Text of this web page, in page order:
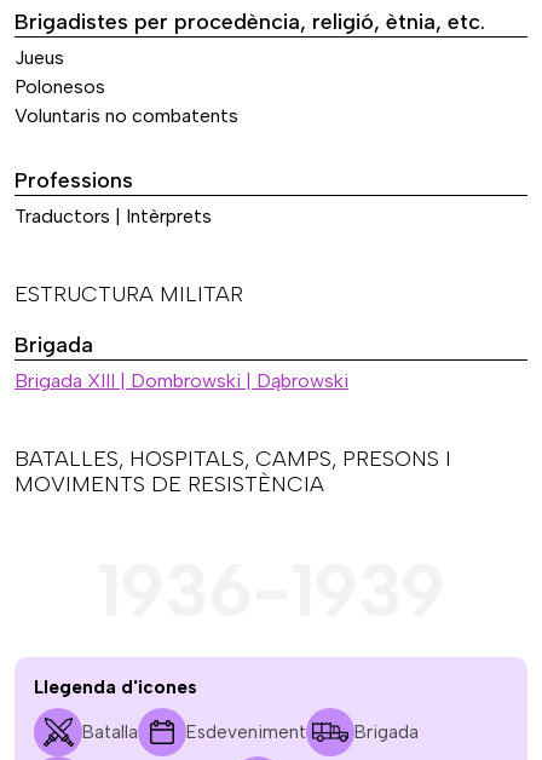
Brigadistes per procedència, religió, ètnia, etc.
Jueus
Polonesos
Voluntaris no combatents
Professions
Traductors | Intèrprets
ESTRUCTURA MILITAR
Brigada
Brigada XIII | Dombrowski | Dąbrowski
BATALLES, HOSPITALS, CAMPS, PRESONS I
MOVIMENTS DE RESISTÈNCIA
Llegenda d'icones
Batalla Esdeveniment Brigada